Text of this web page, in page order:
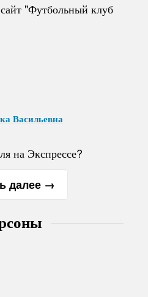
"Футбольный клуб
Васильевна
на Экспрессе?
далее →